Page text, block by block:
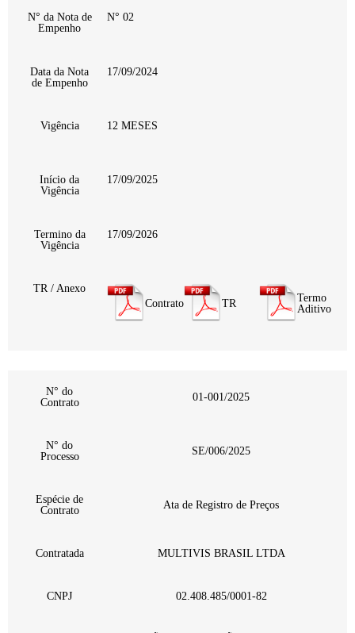
N° da Nota de
Empenho
N° 02
Data da Nota
de Empenho
17/09/2024
Vigência 12 MESES
Início da
Vigência
17/09/2025
Termino da
Vigência
17/09/2026
TR / Anexo
Contrato
TR
Termo
Aditivo
N° do
Contrato
01-001/2025
N° do
Processo
SE/006/2025
Espécie de
Contrato
Ata de Registro de Preços
Contratada MULTIVIS BRASIL LTDA
CNPJ 02.408.485/0001-82